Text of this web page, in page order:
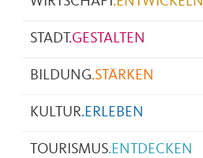
STADT.GESTALTEN
BILDUNG.STÄRKEN
KULTUR.ERLEBEN
TOURISMUS.ENTDECKEN